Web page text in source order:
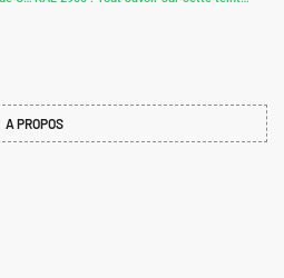
A PROPOS